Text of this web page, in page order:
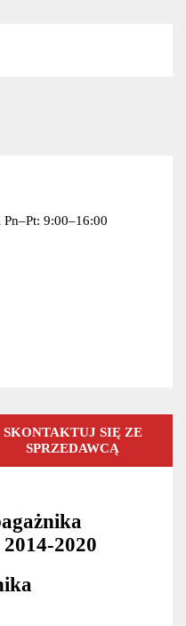
9:00–16:00
SKONTAKTUJ SIĘ ZE
SPRZEDAWCĄ
2020